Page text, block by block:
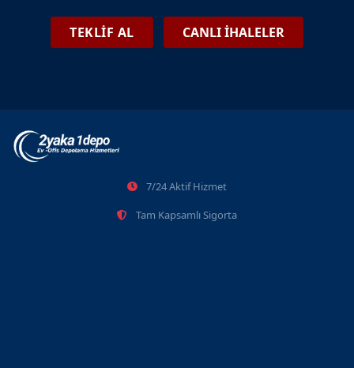
TEKLİF AL CANLI İHALELER
7/24 Aktif Hizmet
Tam Kapsamlı Sigorta